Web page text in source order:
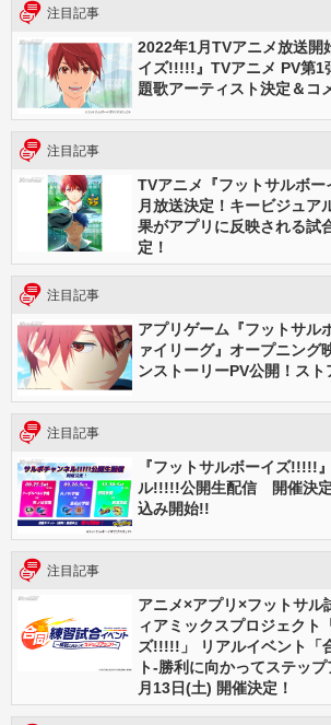
注目記事
2022年1月TVアニメ放送開
イズ!!!!!』TVアニメ PV第1
題歌アーティスト決定＆コ
注目記事
TVアニメ『フットサルボ
月放送決定！キービジュア
果がアプリに反映される試
定！
注目記事
アプリゲーム『フットサ
ァイリーグ』オープニング
ンストーリーPV公開！ス
注目記事
『フットサルボーイズ!!!!!
ル!!!!!公開生配信 開催決
込み開始!!
注目記事
アニメ×アプリ×フットサル
ィアミックスプロジェクト
ズ!!!!!」 リアルイベント「
ト-勝利に向かってステッ
月13日(土) 開催決定！